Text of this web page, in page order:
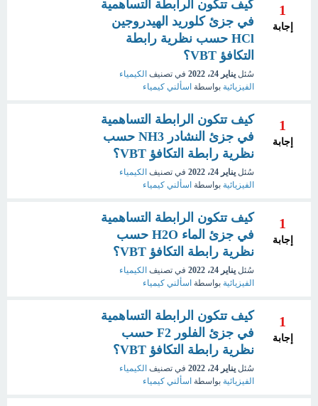
1
إجابة
كيف تتكون الرابطة التساهمية
في جزئ كلوريد الهيدروجين
HCl حسب نظرية رابطة
التكافؤ VBT؟
سُئل يناير 24، 2022 في تصنيف الكيمياء
الفيزيائية بواسطة اسألني كيمياء
1
إجابة
كيف تتكون الرابطة التساهمية
في جزئ النشادر NH3 حسب
نظرية رابطة التكافؤ VBT؟
سُئل يناير 24، 2022 في تصنيف الكيمياء
الفيزيائية بواسطة اسألني كيمياء
1
إجابة
كيف تتكون الرابطة التساهمية
في جزئ الماء H2O حسب
نظرية رابطة التكافؤ VBT؟
سُئل يناير 24، 2022 في تصنيف الكيمياء
الفيزيائية بواسطة اسألني كيمياء
1
إجابة
كيف تتكون الرابطة التساهمية
في جزئ الفلور F2 حسب
نظرية رابطة التكافؤ VBT؟
سُئل يناير 24، 2022 في تصنيف الكيمياء
الفيزيائية بواسطة اسألني كيمياء